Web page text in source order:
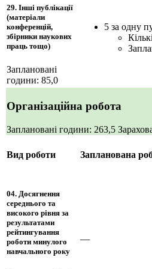
29. Інші публікації
(матеріали
конференцій,
збірники наукових
праць тощо)
Заплановані
години: 85,0
5 за одну
Організаційна робота
Заплановані години: 263,5
Вид роботи Запланована
04. Досягнення
середнього та
високого рівня за
результатами
рейтингування
роботи минулого
навчального року
—